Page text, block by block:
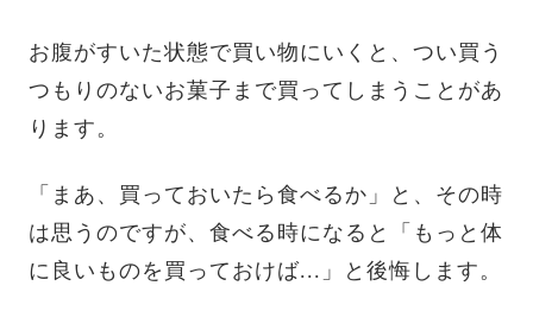
お腹がすいた状態で買い物にいくと、つい買う
つもりのないお菓子まで買ってしまうことがあ
ります。
「まあ、買っておいたら食べるか」と、その時
は思うのですが、食べる時になると「もっと体
に良いものを買っておけば...」と後悔します。